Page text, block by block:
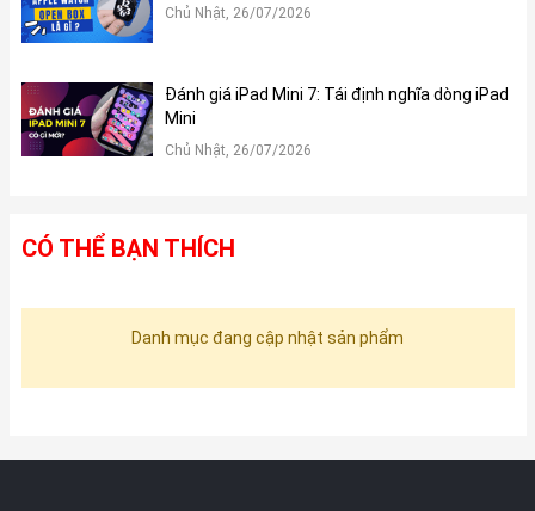
Chủ Nhật, 26/07/2026
Đánh giá iPad Mini 7: Tái định nghĩa dòng iPad
Mini
Chủ Nhật, 26/07/2026
CÓ THỂ BẠN THÍCH
Danh mục đang cập nhật sản phẩm